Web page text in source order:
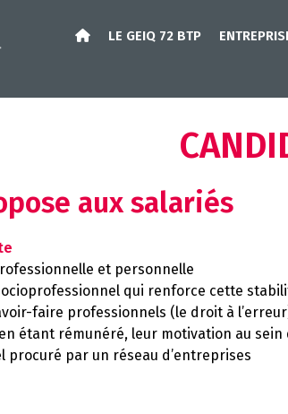
LE GEIQ 72 BTP
aux salariés
et personnelle
qui renforce cette
faire professionnels (le droit à
étant rémunéré, leur motivation au
procuré par un réseau d’entreprises